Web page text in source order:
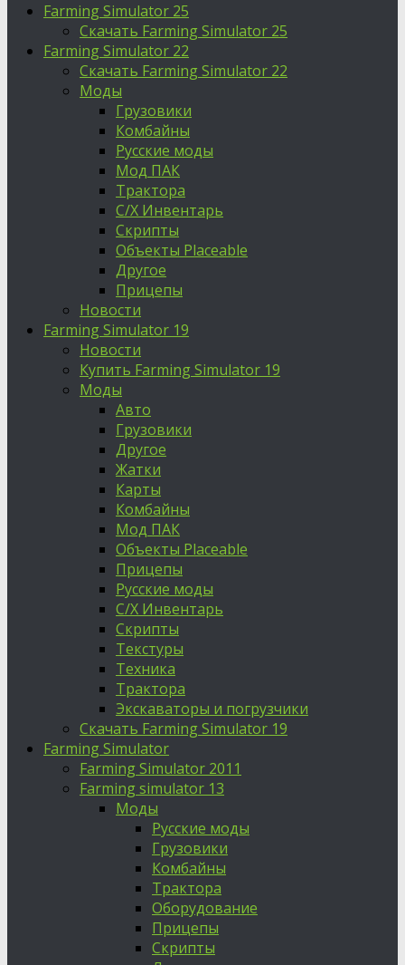
Farming Simulator 25
Скачать Farming Simulator 25
Farming Simulator 22
Скачать Farming Simulator 22
Моды
Грузовики
Комбайны
Русские моды
Мод ПАК
Трактора
С/Х Инвентарь
Скрипты
Объекты Placeable
Другое
Прицепы
Новости
Farming Simulator 19
Новости
Купить Farming Simulator 19
Моды
Авто
Грузовики
Другое
Жатки
Карты
Комбайны
Мод ПАК
Объекты Placeable
Прицепы
Русские моды
С/Х Инвентарь
Скрипты
Текстуры
Техника
Трактора
Экскаваторы и погрузчики
Скачать Farming Simulator 19
Farming Simulator
Farming Simulator 2011
Farming simulator 13
Моды
Русские моды
Грузовики
Комбайны
Трактора
Оборудование
Прицепы
Скрипты